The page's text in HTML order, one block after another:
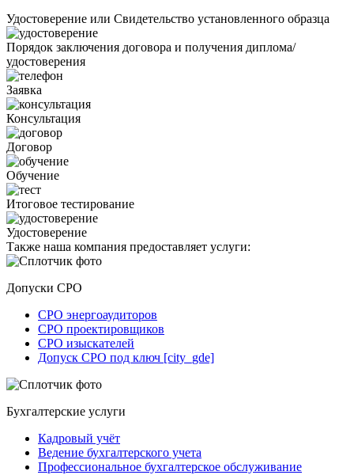
Удостоверение или Свидетельство установленного образца
Порядок заключения договора и получения диплома/
удостоверения
Заявка
Консультация
Договор
Обучение
Итоговое тестирование
Удостоверение
Также наша компания предоставляет услуги:
Допуски СРО
СРО энергоаудиторов
СРО проектировщиков
СРО изыскателей
Допуск СРО под ключ [city_gde]
Бухгалтерские услуги
Кадровый учёт
Ведение бухгалтерского учета
Профессиональное бухгалтерское обслуживание